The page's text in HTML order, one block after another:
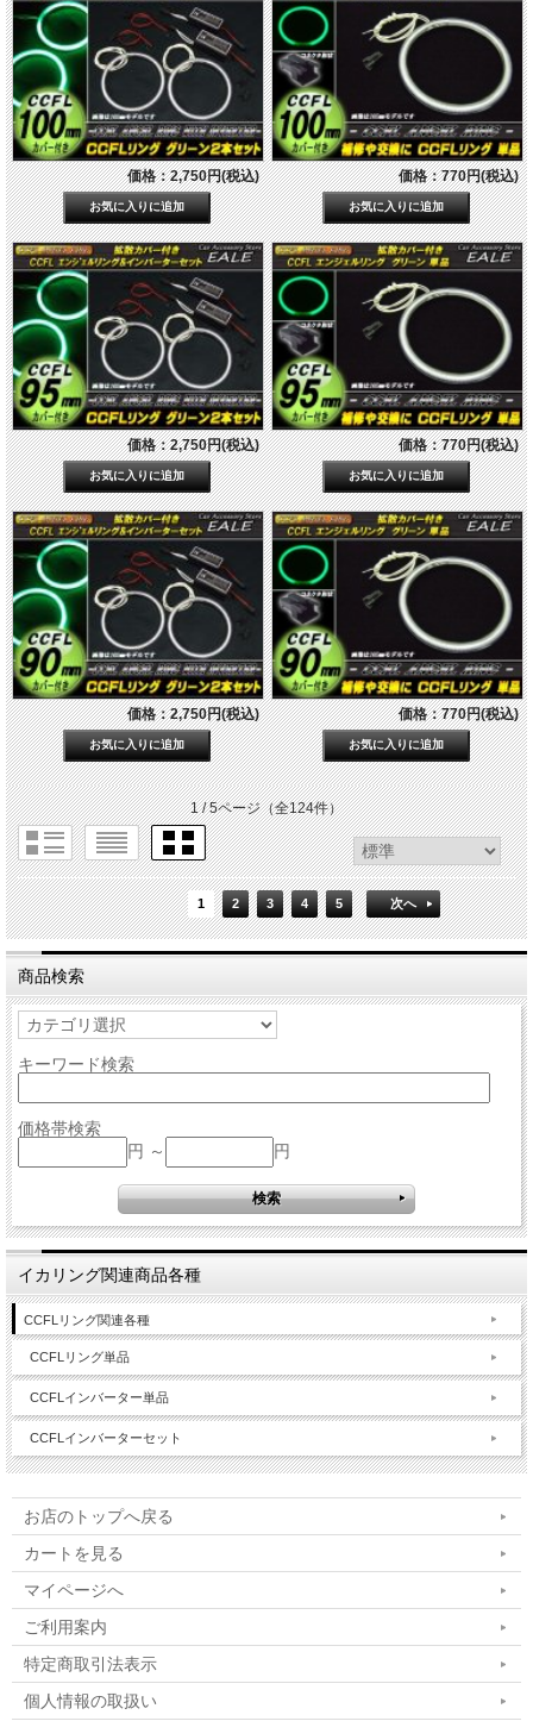
価格：2,750円(税込) 価格：770円(税込)
価格：2,750円(税込) 価格：770円(税込)
価格：2,750円(税込) 価格：770円(税込)
1 / 5ページ（全124件）
1 2 3 4 5 次へ
商品検索
キーワード検索
価格帯検索
円 ～
円
イカリング関連商品各種
CCFLリング関連各種
CCFLリング単品
CCFLインバーター単品
CCFLインバーターセット
お店のトップへ戻る
カートを見る
マイページへ
ご利用案内
特定商取引法表示
個人情報の取扱い